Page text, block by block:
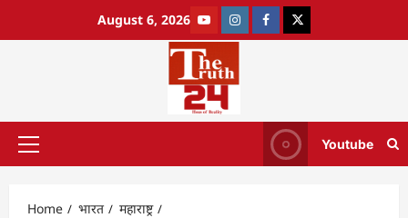
August 6, 2026
Youtube
Home भारत
महाराष्ट्र